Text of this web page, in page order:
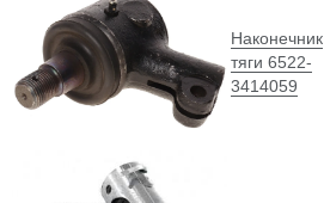
Наконечник
тяги 6522-
3414059